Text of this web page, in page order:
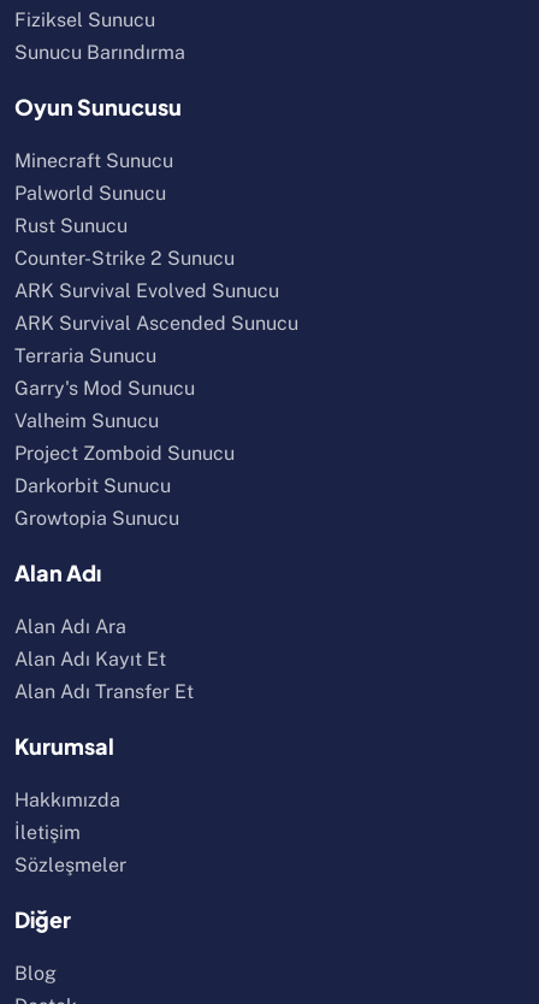
Fiziksel Sunucu
Sunucu Barındırma
Oyun Sunucusu
Minecraft Sunucu
Palworld Sunucu
Rust Sunucu
Counter-Strike 2 Sunucu
ARK Survival Evolved Sunucu
ARK Survival Ascended Sunucu
Terraria Sunucu
Garry's Mod Sunucu
Valheim Sunucu
Project Zomboid Sunucu
Darkorbit Sunucu
Growtopia Sunucu
Alan Adı
Alan Adı Ara
Alan Adı Kayıt Et
Alan Adı Transfer Et
Kurumsal
Hakkımızda
İletişim
Sözleşmeler
Diğer
Blog